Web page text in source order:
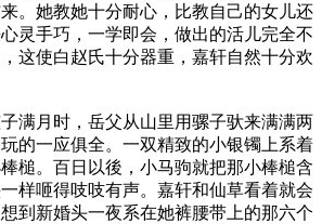
。她教她十分耐心，比教自己的女儿还
灵手巧，一学即会，做出的活儿完全不
这使白赵氏十分器重，嘉轩自然十分欢
父从山里用骡子驮来满满两
的一应俱全。一双精致的小银镯上系着
槌。百日以後，小马驹就把那小棒槌含
样咂得吱吱有声。嘉轩和仙草看着就会
到新婚头一夜系在她裤腰带上的那六个